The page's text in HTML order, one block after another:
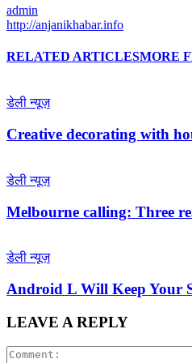
admin
http://anjanikhabar.info
RELATED ARTICLESMORE
डेली न्यूज़
Creative decorating with
डेली न्यूज़
Melbourne calling: Three
डेली न्यूज़
Android L Will Keep Your
LEAVE A REPLY